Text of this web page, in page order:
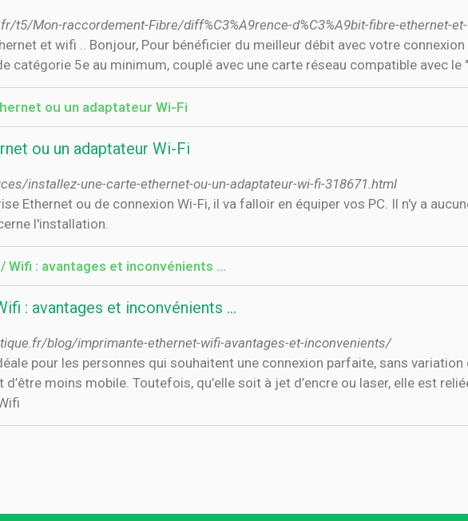
t5/Mon-raccordement-Fibre/diff%C3%A9rence-d%C3%A9bit-fibre-ethernet-
et wifi .. Bonjour, Pour bénéficier du meilleur débit avec votre
catégorie 5e au minimum, couplé avec une carte réseau compatible avec le
ou un adaptateur Wi-Fi
ou un adaptateur Wi-Fi
installez-une-carte-ethernet-ou-un-adaptateur-wi-fi-318671.html
Ethernet ou de connexion Wi-Fi, il va falloir en équiper vos PC. Il n'y a
l'installation.
: avantages et inconvénients ...
: avantages et inconvénients ...
blog/imprimante-ethernet-wifi-avantages-et-inconvenients/
pour les personnes qui souhaitent une connexion parfaite, sans
d’être moins mobile. Toutefois, qu’elle soit à jet d’encre ou laser, elle est